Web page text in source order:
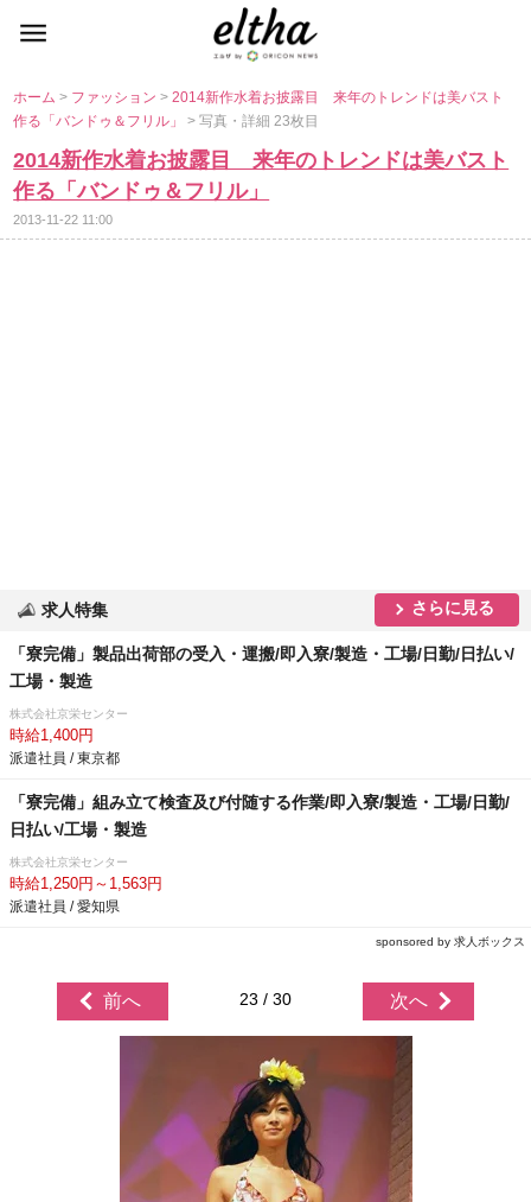
ホーム> ファッション>2014新作水着お披露目 来年のトレンドは美バスト
作る「バンドゥ＆フリル」> 写真・詳細 23枚目
2014新作水着お披露目 来年のトレンドは美バスト
作る「バンドゥ＆フリル」
2013-11-22 11:00
求人特集 さらに見る
「寮完備」製品出荷部の受入・運搬/即入寮/製造・工場/日勤/日払い/
工場・製造
株式会社京栄センター
時給1,400円
派遣社員 / 東京都
「寮完備」組み立て検査及び付随する作業/即入寮/製造・工場/日勤/
日払い/工場・製造
株式会社京栄センター
時給1,250円～1,563円
派遣社員 / 愛知県
sponsored by 求人ボックス
前へ 23 / 30 次へ